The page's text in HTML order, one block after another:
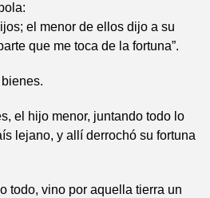
el menor de ellos dijo a su
que me toca de la fortuna”.
el hijo menor, juntando todo lo
lejano, y allí derrochó su fortuna
todo, vino por aquella tierra un